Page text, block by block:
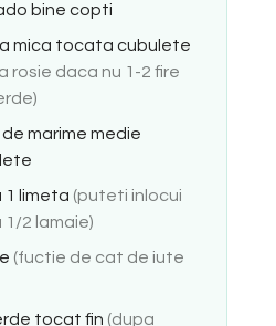
bine copti
mica tocata cubulete
rosie daca nu 1-2 fire
marime medie
1 limeta (puteti inlocui
1/2 lamaie)
(fuctie de cat de iute
tocat fin (dupa